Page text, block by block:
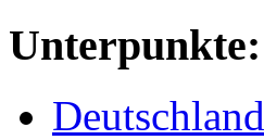
Unterpunkte:
Deutschland